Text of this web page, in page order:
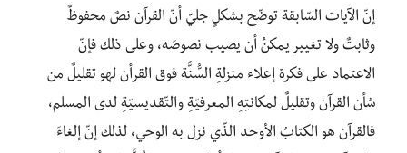
إنّ الآيات السّابقة توضّح بشكلٍ جليّ أنّ القرآن نصٌ محفوظٌ
وثابتٌ ولا تغيير يمكنُ أن يصيب نصوصَه، وعلى ذلك فإنّ
الاعتماد على فكرة إعلاء منزلةِ السُّنًّة فوق القرأن لهو تقليلٌ من
شأن القرآن وتقليلٌ لمكانتِهِ المعرفيّةِ والتّقديسيّةِ لدى المسلم،
فالقرآن هو الكتابُ الأوحد الذّي نزل به الوحي، لذلك إنّ إلغاءَ